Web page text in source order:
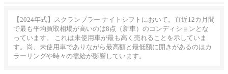
【2024年式】スクランブラー ナイトシフトにおいて。直近12カ月間
で最も平均買取相場が高いのは8点（新車）のコンディションとな
っています。 これは未使用車が最も高く売れることを示していま
す。尚、未使用車でありながら最高額と最低額に開きがあるのはカ
ラーリングや時々の需給が影響しています。